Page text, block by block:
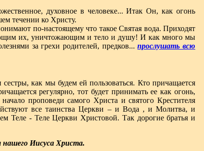
духовное в человеке... Итак Он, как огонь
течении ко Христу.
по-настоящему что такое Святая вода. Приходят
их, уничтожающим и тело и душу! И как много мы
за грехи родителей, предков...прослушать всю
как мы будем ей пользоваться. Кто причащается
регулярно, тот будет принимать ее как огонь,
проповеди самого Христа и святого Крестителя
все таинства Церкви – и Вода , и Молитва, и
Теле - Теле Церкви Христовой. Так дорогие братья и
нашего Иисуса Христа.